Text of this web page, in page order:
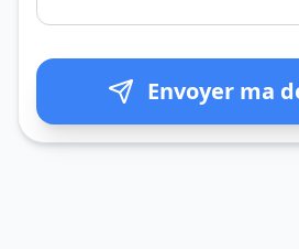
Envoyer ma